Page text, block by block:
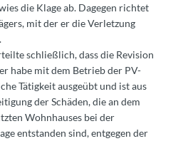
die Klage ab. Dagegen richtet
mit der er die Verletzung
schließlich, dass die Revision
habe mit dem Betrieb der PV-
Tätigkeit ausgeübt und ist aus
der Schäden, die an dem
Wohnhauses bei der
entstanden sind, entgegen der